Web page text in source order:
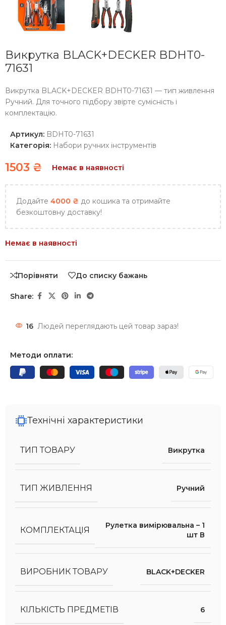
Викрутка BLACK+DECKER BDHT0-
71631
Викрутка BLACK+DECKER BDHT0-71631 — тип живлення
Ручний. Для точного підбору звірте сумісність і
комплектацію.
Артикул: BDHT0-71631
Категорія: Набори ручних інструментів
1503 ₴ Немає в наявності
Додайте 4000 ₴ до кошика та отримайте
безкоштовну доставку!
Немає в наявності
Порівняти До списку бажань
Share:
16 Людей переглядають цей товар зараз!
Методи оплати:
Технічні характеристики
ТИП ТОВАРУ Викрутка
ТИП ЖИВЛЕННЯ Ручний
КОМПЛЕКТАЦІЯ
Рулетка вимірювальна – 1
шт В
ВИРОБНИК ТОВАРУ BLACK+DECKER
КІЛЬКІСТЬ ПРЕДМЕТІВ 6